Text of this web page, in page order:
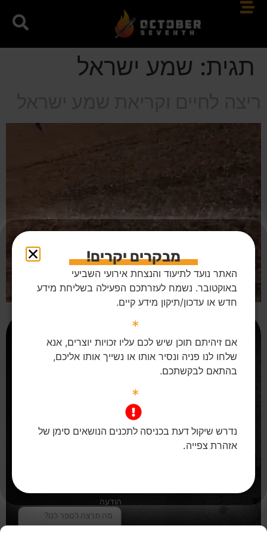
תגית: שמע ישראל
⁦+972 50-402-9242⁩
טופס יצירת קשר
הודעה
מבקרים יקרים!
האתר נועד לתיעוד והנצחת אירועי השביעי
באוקטובר. נשמח לעזרתכם הפעילה בשליחת מידע
חדש או עדכון/תיקון מידע קיים.
*
אם זיהיתם תוכן שיש לכם עליו זכויות יוצרים, אנא
שלחו לנו פניה ונסיר אותו או נשייך אותו אליכם,
בהתאם לבקשתכם.
*
נדרש שיקול דעת בכניסה לתכנים הנושאים סימן של
אזהרת צפייה.